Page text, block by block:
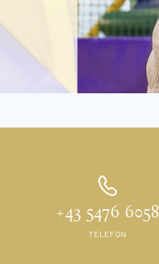
+43 5476 6058
TELEFON